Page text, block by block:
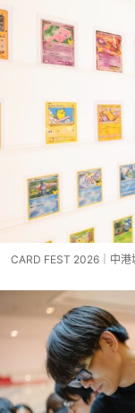
CARD FEST 2026｜中